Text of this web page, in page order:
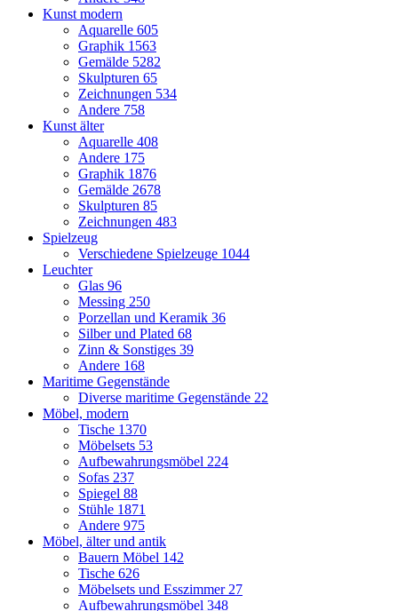
Kunst modern
Aquarelle 605
Graphik 1563
Gemälde 5282
Skulpturen 65
Zeichnungen 534
Andere 758
Kunst älter
Aquarelle 408
Andere 175
Graphik 1876
Gemälde 2678
Skulpturen 85
Zeichnungen 483
Spielzeug
Verschiedene Spielzeuge 1044
Leuchter
Glas 96
Messing 250
Porzellan und Keramik 36
Silber und Plated 68
Zinn & Sonstiges 39
Andere 168
Maritime Gegenstände
Diverse maritime Gegenstände 22
Möbel, modern
Tische 1370
Möbelsets 53
Aufbewahrungsmöbel 224
Sofas 237
Spiegel 88
Stühle 1871
Andere 975
Möbel, älter und antik
Bauern Möbel 142
Tische 626
Möbelsets und Esszimmer 27
Aufbewahrungsmöbel 348